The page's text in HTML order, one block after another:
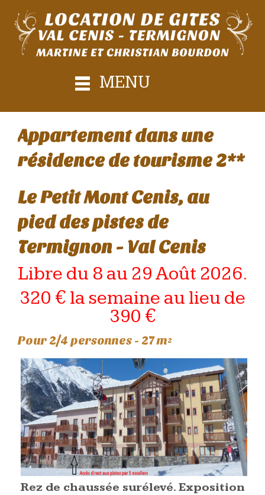
MENU
Appartement dans une
résidence de tourisme 2**
Le Petit Mont Cenis, au
pied des pistes de
Termignon - Val Cenis
Libre du 8 au 29 Août 2026.
320 € la semaine au lieu de
390 €
Pour 2/4 personnes - 27 m²
Rez de chaussée surélevé. Exposition